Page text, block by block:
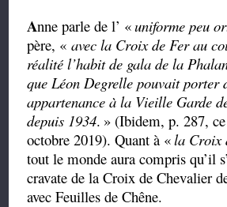
Anne parle de l’ «uniforme peu
père, «avec la Croix de Fer au
réalité l’habit de gala de la
que Léon Degrelle pouvait porter
appartenance à la Vieille Garde
depuis 1934. » (Ibidem, p. 287,
octobre 2019). Quant à «la Croix
tout le monde aura compris qu’il
cravate de la Croix de Chevalier
avec Feuilles de Chêne.